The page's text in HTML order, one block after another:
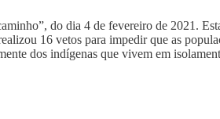
do dia 4 de fevereiro de 2021.
16 vetos para impedir que as
dos indígenas que vivem em